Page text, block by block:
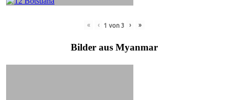
« ‹ 1 von 3 › »
Bilder aus Myanmar